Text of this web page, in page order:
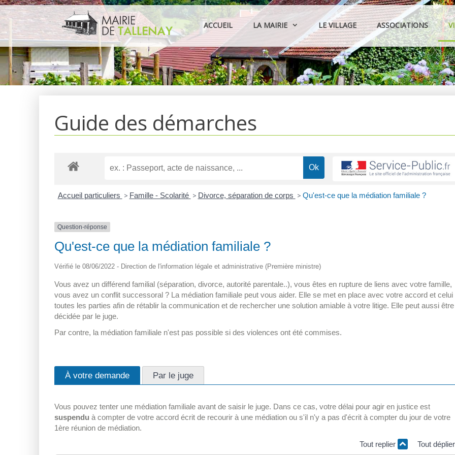
Aller
au
contenu
ACCUEIL LA MAIRIE LE VILLAGE ASSOCIATIONS
Guide des démarches
Accueil particuliers > Famille - Scolarité > Divorce, séparation de corps > Qu'est-ce que la médiation familiale ?
Question-réponse
Qu'est-ce que la médiation familiale ?
Vérifié le 08/06/2022 - Direction de l'information légale et administrative (Première ministre)
Vous avez un différend familial (séparation, divorce, autorité parentale..), vous êtes en rupture de liens avec votre famille,
vous avez un conflit successoral ? La médiation familiale peut vous aider. Elle se met en place avec votre accord et celui
toutes les parties afin de rétablir la communication et de rechercher une solution amiable à votre litige. Elle peut aussi être
décidée par le juge.
Par contre, la médiation familiale n'est pas possible si des violences ont été commises.
À votre demande Par le juge
Vous pouvez tenter une médiation familiale avant de saisir le juge. Dans ce cas, votre délai pour agir en justice est
suspendu à compter de votre accord écrit de recourir à une médiation ou s'il n'y a pas d'écrit à compter du jour de votre
1ère réunion de médiation.
Tout replier
Tout